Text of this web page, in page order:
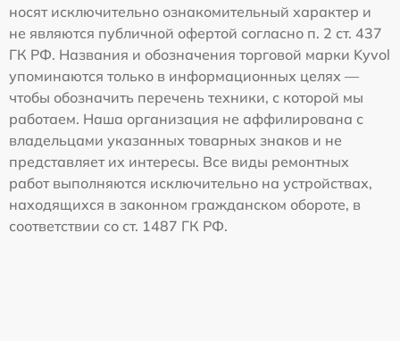
носят исключительно ознакомительный характер и
не являются публичной офертой согласно п. 2 ст. 437
ГК РФ. Названия и обозначения торговой марки Kyvol
упоминаются только в информационных целях —
чтобы обозначить перечень техники, с которой мы
работаем. Наша организация не аффилирована с
владельцами указанных товарных знаков и не
представляет их интересы. Все виды ремонтных
работ выполняются исключительно на устройствах,
находящихся в законном гражданском обороте, в
соответствии со ст. 1487 ГК РФ.